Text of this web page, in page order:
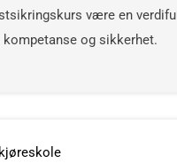
være en verdifull
kompetanse og sikkerhet.